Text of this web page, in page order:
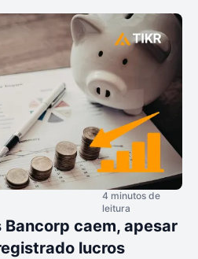
4 minutos de
leitura
caem, apesar
lucros